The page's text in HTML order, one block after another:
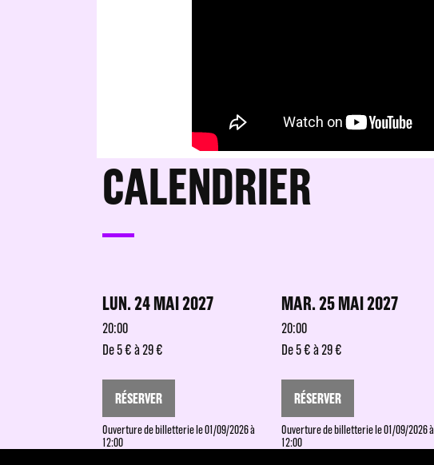
CALENDRIER
LUN. 24 MAI 2027
20:00
De 5 € à 29 €
RÉSERVER
Ouverture de billetterie le 01/09/2026 à
12:00
MAR. 25 MAI 2027
20:00
De 5 € à 29 €
RÉSERVER
Ouverture de billetterie le 01/09/2026 à
12:00